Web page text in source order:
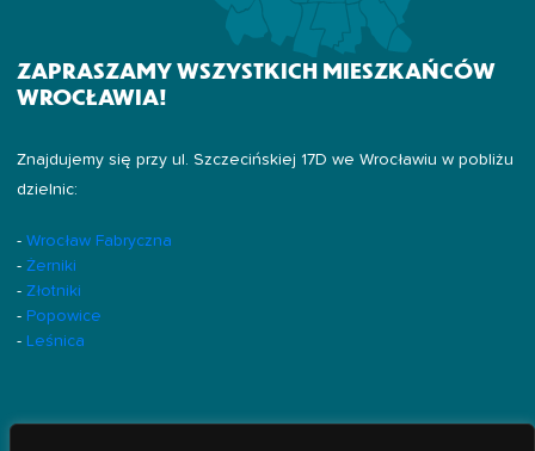
ZAPRASZAMY WSZYSTKICH MIESZKAŃCÓW
WROCŁAWIA!
Znajdujemy się przy ul. Szczecińskiej 17D we Wrocławiu w pobliżu
dzielnic:
- Wrocław Fabryczna
- Żerniki
- Złotniki
- Popowice
- Leśnica